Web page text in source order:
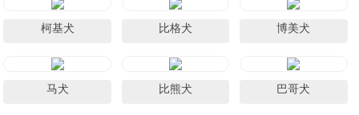
柯基犬 比格犬 博美犬
马犬 比熊犬 巴哥犬